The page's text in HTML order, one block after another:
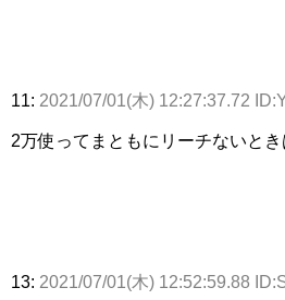
11: 2021/07/01(木) 12:27:37.72
2万使ってまともにリーチないと
13: 2021/07/01(木) 12:52:59.88